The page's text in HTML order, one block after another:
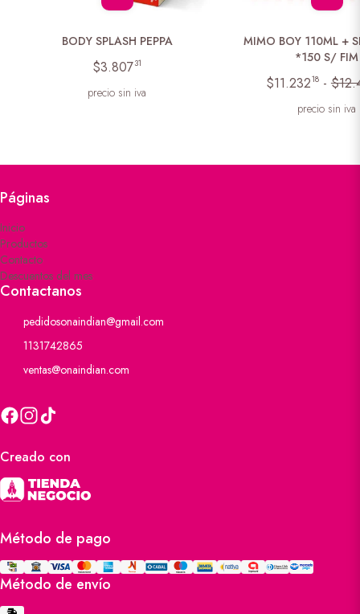
BODY SPLASH PEPPA
$3.80731
precio sin iva
MIMO BOY 110ML +
*150 S/ FIM
$11.23218 -
precio sin iva
Páginas
Inicio
Productos
Contacto
Descuentos del mes
Contactanos
pedidosonaindian@gmail.com
1131742865
ventas@onaindian.com
Creado con
Método de pago
Método de envío